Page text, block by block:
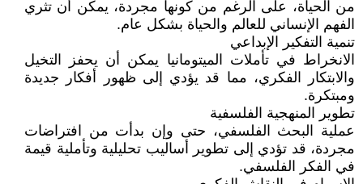
من الحياة، على الرغم من كونها مجردة، يمكن أن تثري
الفهم الإنساني للعالم والحياة بشكل عام.
تنمية التفكير الإبداعي
الانخراط في تأملات الميتومانيا يمكن أن يحفز التخيل
والابتكار الفكري، مما قد يؤدي إلى ظهور أفكار جديدة
ومبتكرة.
تطوير المنهجية الفلسفية
عملية البحث الفلسفي، حتى وإن بدأت من افتراضات
مجردة، قد تؤدي إلى تطوير أساليب تحليلية وتأملية قيمة
في الفكر الفلسفي.